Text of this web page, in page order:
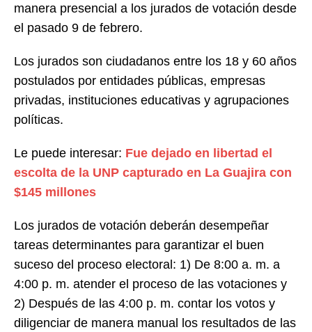
manera presencial a los jurados de votación desde
el pasado 9 de febrero.
Los jurados son ciudadanos entre los 18 y 60 años
postulados por entidades públicas, empresas
privadas, instituciones educativas y agrupaciones
políticas.
Le puede interesar: Fue dejado en libertad el
escolta de la UNP capturado en La Guajira con
$145 millones
Los jurados de votación deberán desempeñar
tareas determinantes para garantizar el buen
suceso del proceso electoral: 1) De 8:00 a. m. a
4:00 p. m. atender el proceso de las votaciones y
2) Después de las 4:00 p. m. contar los votos y
diligenciar de manera manual los resultados de las